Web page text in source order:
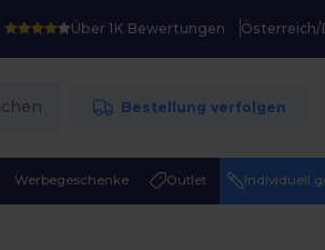
Über 1K Bewertungen Österreich/
Bestellung verfolgen
Werbegeschenke Outlet Individuell